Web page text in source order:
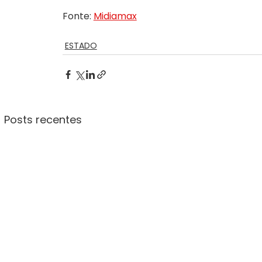
Fonte: Midiamax
ESTADO
Posts recentes